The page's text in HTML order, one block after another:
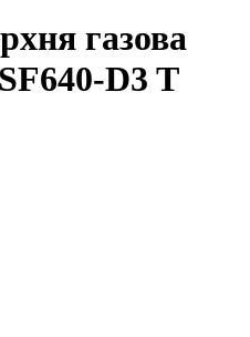
газова
D3 T